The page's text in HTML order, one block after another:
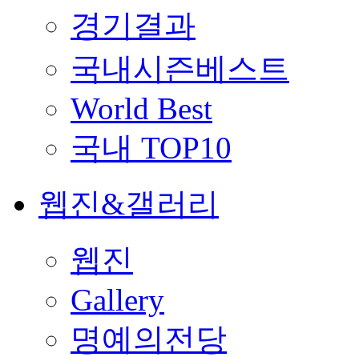
경기결과
국내시즌베스트
World Best
국내 TOP10
웹진&갤러리
웹진
Gallery
명예의전당